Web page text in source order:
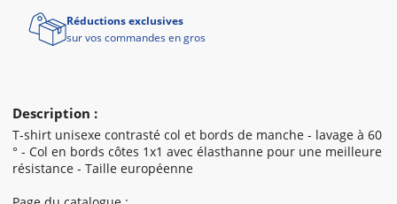
Description :
T-shirt unisexe contrasté col et bords de manche - lavage à 60
° - Col en bords côtes 1x1 avec élasthanne pour une meilleure
résistance - Taille européenne
Réductions exclusives
sur vos commandes en gros